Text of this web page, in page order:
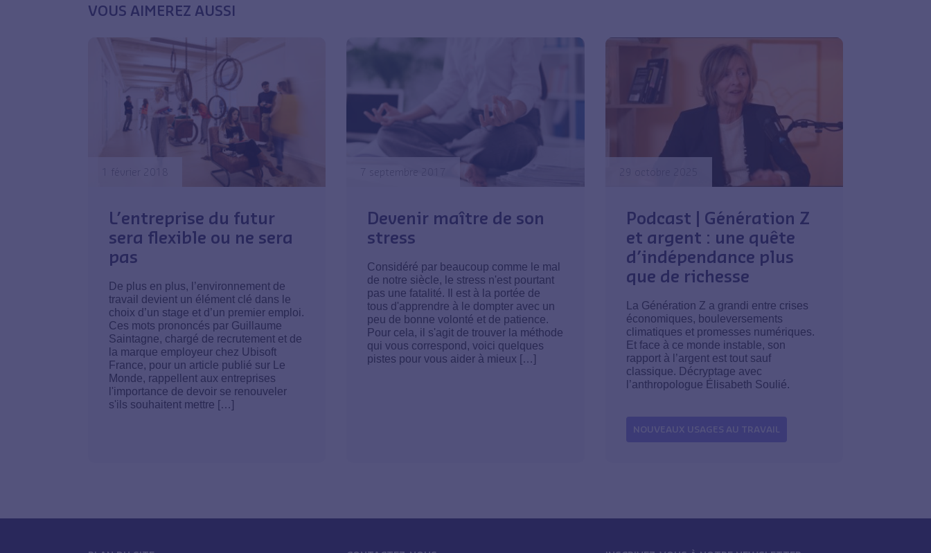
VOUS AIMEREZ AUSSI
1 février 2018
L’entreprise du futur
sera flexible ou ne sera
pas
De plus en plus, l’environnement de
travail devient un élément clé dans le
choix d’un stage et d’un premier emploi.
Ces mots prononcés par Guillaume
Saintagne, chargé de recrutement et de
la marque employeur chez Ubisoft
France, pour un article publié sur Le
Monde, rappellent aux entreprises
l'importance de devoir se renouveler
s'ils souhaitent mettre […]
7 septembre 2017
Devenir maître de son
stress
Considéré par beaucoup comme le mal
de notre siècle, le stress n'est pourtant
pas une fatalité. Il est à la portée de
tous d'apprendre à le dompter avec un
peu de bonne volonté et de patience.
Pour cela, il s'agit de trouver la méthode
qui vous correspond, voici quelques
pistes pour vous aider à mieux […]
Podcast | Génération Z
et argent : une quête
d’indépendance plus
que de richesse
La Génération Z a grandi entre crises
économiques, bouleversements
climatiques et promesses numériques.
Et face à ce monde instable, son
rapport à l’argent est tout sauf
classique. Décryptage avec
l’anthropologue Élisabeth Soulié.
NOUVEAUX USAGES AU TRAVAIL